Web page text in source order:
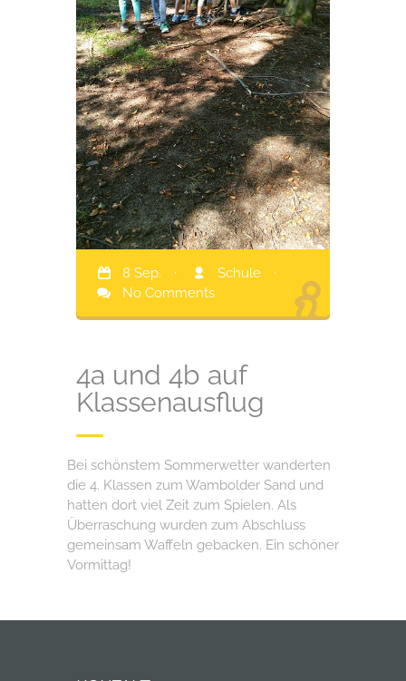
8 Sep. · Schule
·
No Comments
4a und 4b auf
Klassenausflug
Bei schönstem Sommerwetter wanderten
die 4. Klassen zum Wambolder Sand und
hatten dort viel Zeit zum Spielen. Als
Überraschung wurden zum Abschluss
gemeinsam Waffeln gebacken. Ein schöner
Vormittag!